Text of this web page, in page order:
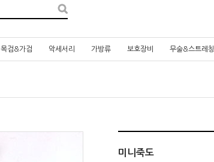
목검&가검 악세서리 가방류 보호장비 무술&스트레칭
미니죽도